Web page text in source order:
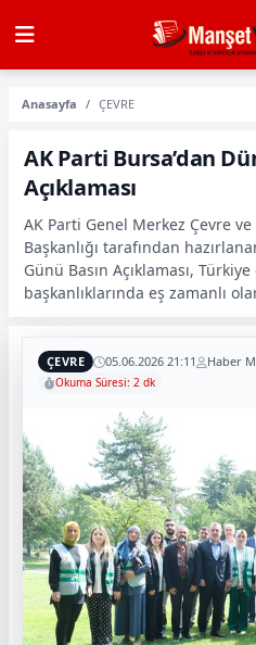
Anasayfa ÇEVRE
AK Parti Bursa’dan
Açıklaması
AK Parti Genel Merkez Çevre
Başkanlığı tarafından
Günü Basın Açıklaması,
başkanlıklarında eş zamanlı
ÇEVRE 05.06.2026 21:11 Haber
Okuma Süresi: 2 dk